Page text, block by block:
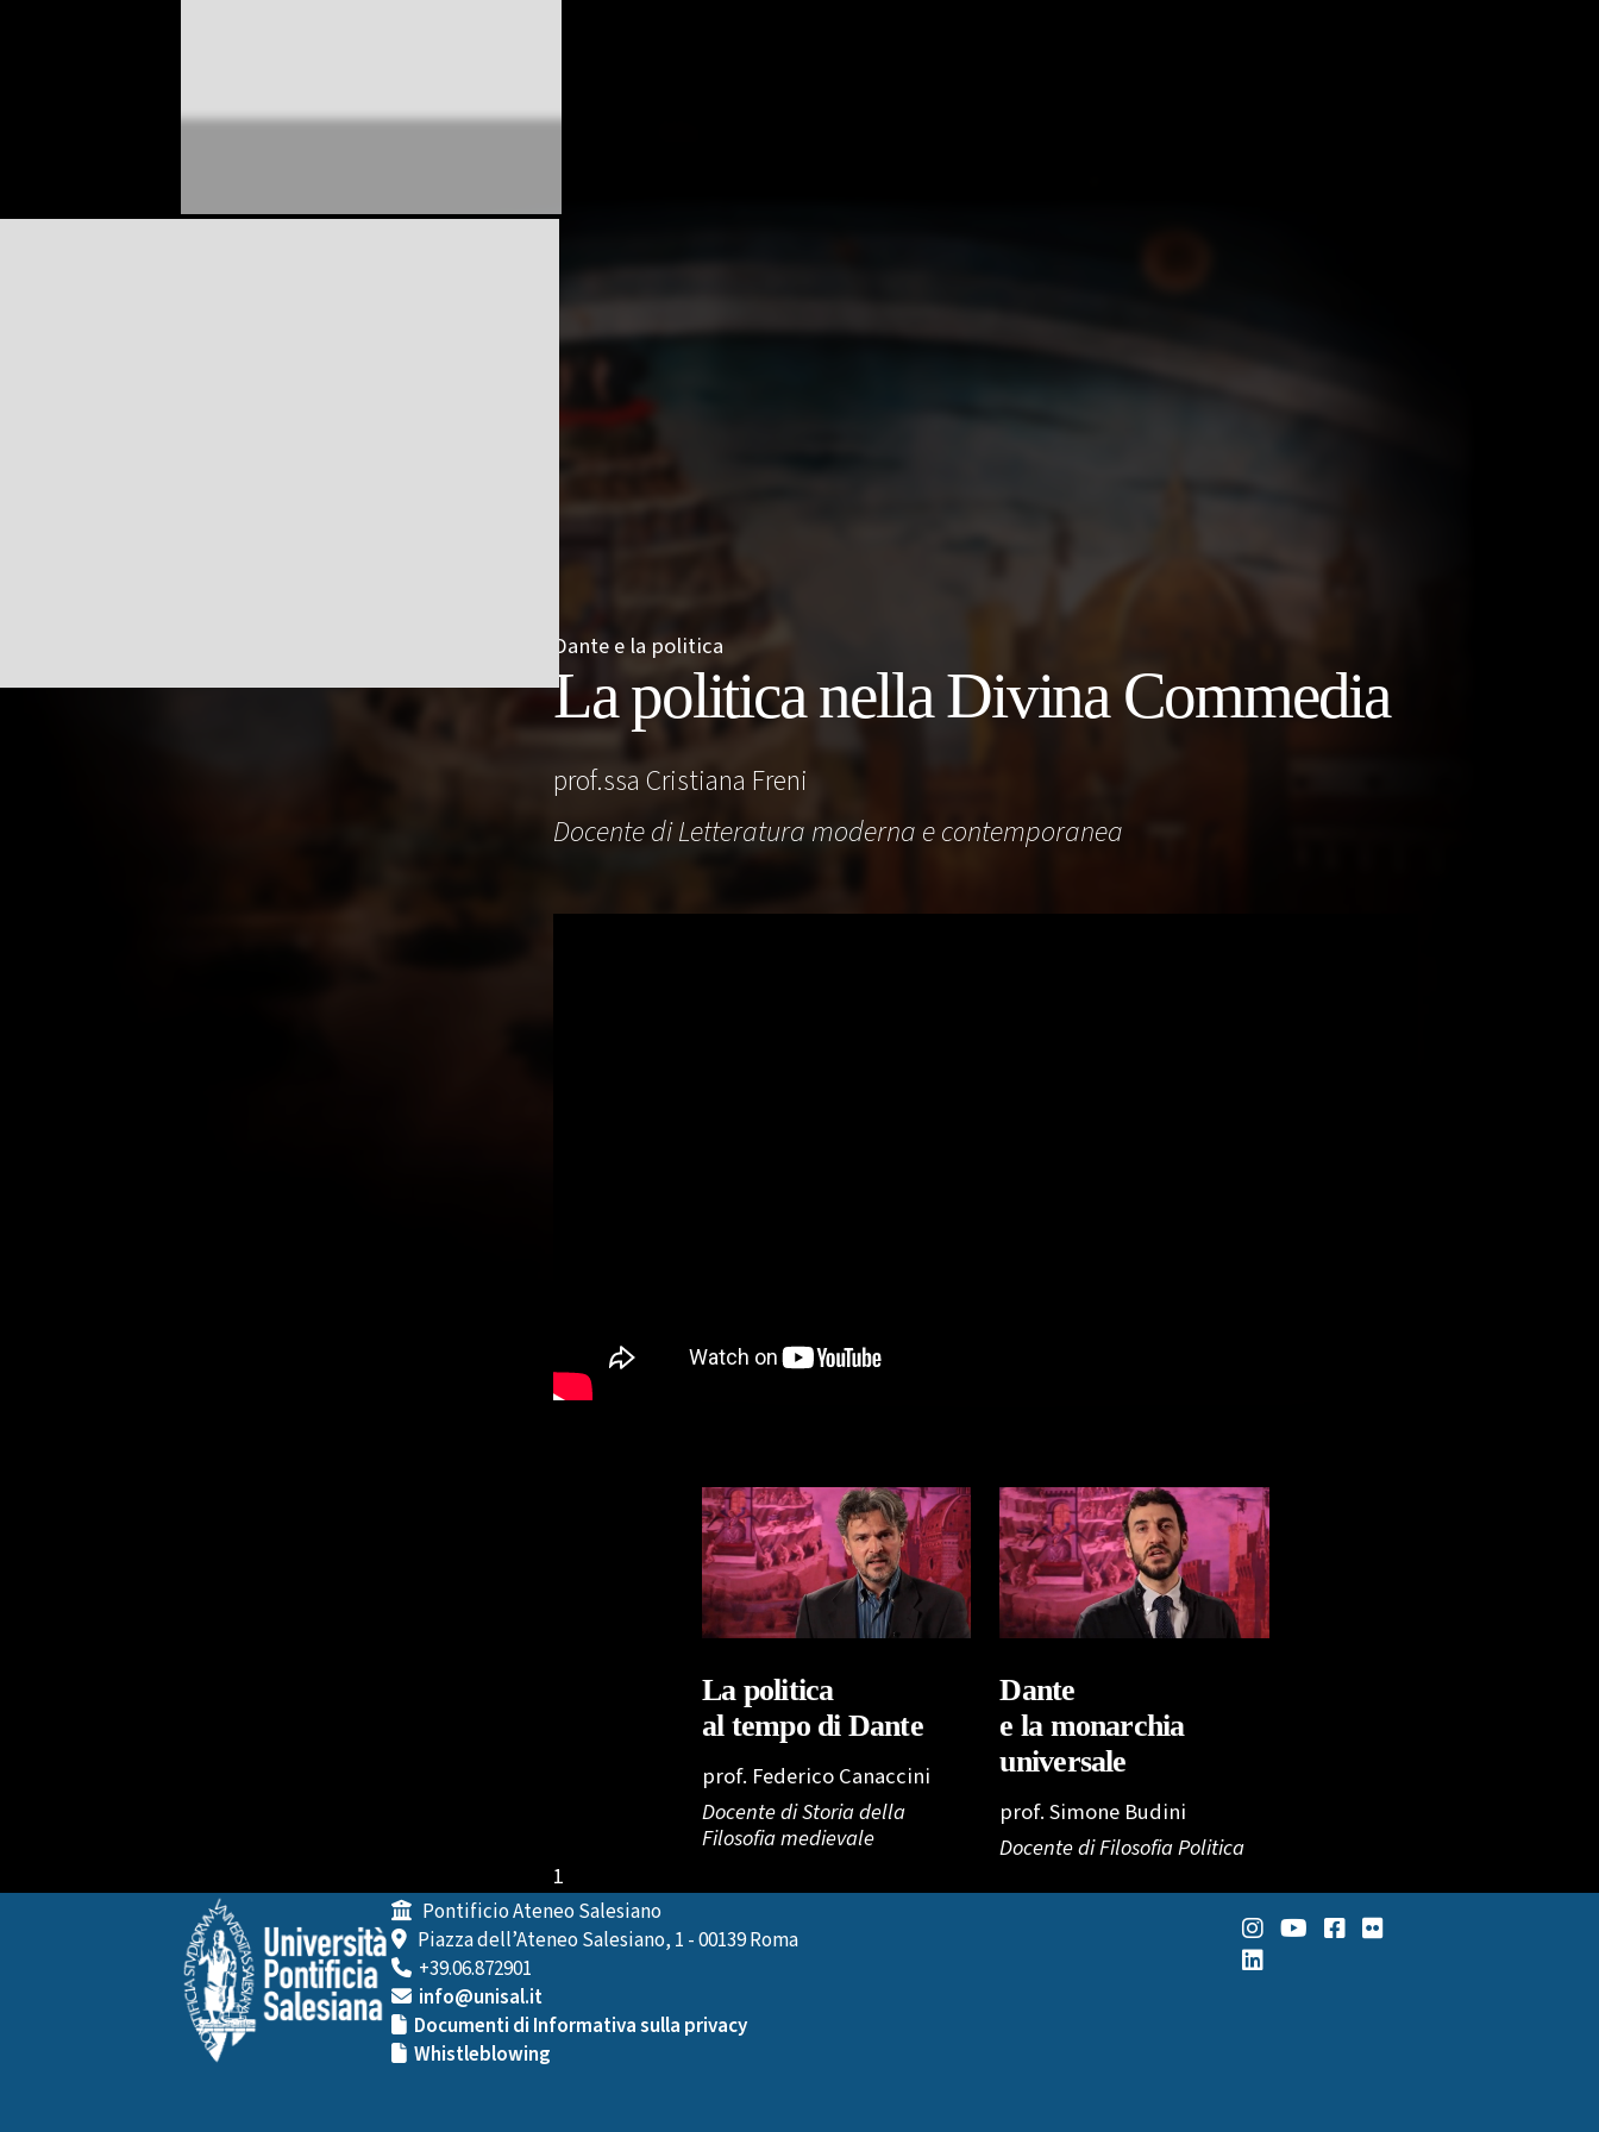
Dante e la politica
La politica nella Divina Commedia
prof.ssa Cristiana Freni
Docente di Letteratura moderna e contemporanea
La politica
al tempo di Dante
prof. Federico Canaccini
Docente di Storia della
Filosofia medievale
Dante
e la monarchia
universale
prof. Simone Budini
Docente di Filosofia Politica
1
Pontificio Ateneo Salesiano
Piazza dell’Ateneo Salesiano, 1 - 00139 Roma
+39.06.872901
info@unisal.it
Documenti di Informativa sulla privacy
Whistleblowing